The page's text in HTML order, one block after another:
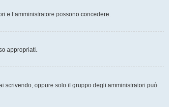
e l’amministratore possono concedere.
appropriati.
scrivendo, oppure solo il gruppo degli amministratori può